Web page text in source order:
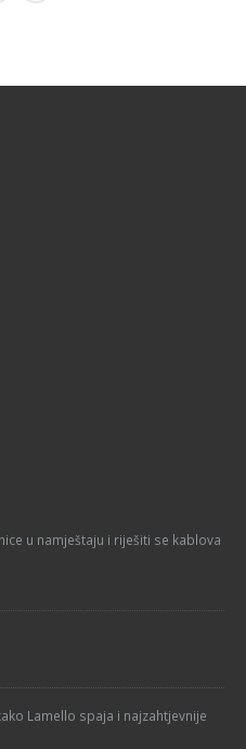
u namještaju i riješiti se kablova
Lamello spaja i najzahtjevnije